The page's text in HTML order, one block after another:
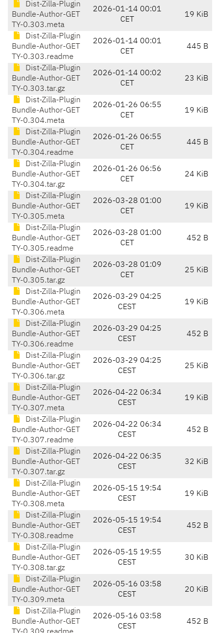
Dist-Zilla-Plugin
Bundle-Author-GET
TY-0.303.meta
2026-01-14 00:01
CET
19 KiB
Dist-Zilla-Plugin
Bundle-Author-GET
TY-0.303.readme
2026-01-14 00:01
CET
445 B
Dist-Zilla-Plugin
Bundle-Author-GET
TY-0.303.tar.gz
2026-01-14 00:02
CET
23 KiB
Dist-Zilla-Plugin
Bundle-Author-GET
TY-0.304.meta
2026-01-26 06:55
CET
19 KiB
Dist-Zilla-Plugin
Bundle-Author-GET
TY-0.304.readme
2026-01-26 06:55
CET
445 B
Dist-Zilla-Plugin
Bundle-Author-GET
TY-0.304.tar.gz
2026-01-26 06:56
CET
24 KiB
Dist-Zilla-Plugin
Bundle-Author-GET
TY-0.305.meta
2026-03-28 01:00
CET
19 KiB
Dist-Zilla-Plugin
Bundle-Author-GET
TY-0.305.readme
2026-03-28 01:00
CET
452 B
Dist-Zilla-Plugin
Bundle-Author-GET
TY-0.305.tar.gz
2026-03-28 01:09
CET
25 KiB
Dist-Zilla-Plugin
Bundle-Author-GET
TY-0.306.meta
2026-03-29 04:25
CEST
19 KiB
Dist-Zilla-Plugin
Bundle-Author-GET
TY-0.306.readme
2026-03-29 04:25
CEST
452 B
Dist-Zilla-Plugin
Bundle-Author-GET
TY-0.306.tar.gz
2026-03-29 04:25
CEST
25 KiB
Dist-Zilla-Plugin
Bundle-Author-GET
TY-0.307.meta
2026-04-22 06:34
CEST
19 KiB
Dist-Zilla-Plugin
Bundle-Author-GET
TY-0.307.readme
2026-04-22 06:34
CEST
452 B
Dist-Zilla-Plugin
Bundle-Author-GET
TY-0.307.tar.gz
2026-04-22 06:35
CEST
32 KiB
Dist-Zilla-Plugin
Bundle-Author-GET
TY-0.308.meta
2026-05-15 19:54
CEST
19 KiB
Dist-Zilla-Plugin
Bundle-Author-GET
TY-0.308.readme
2026-05-15 19:54
CEST
452 B
Dist-Zilla-Plugin
Bundle-Author-GET
TY-0.308.tar.gz
2026-05-15 19:55
CEST
30 KiB
Dist-Zilla-Plugin
Bundle-Author-GET
TY-0.309.meta
2026-05-16 03:58
CEST
20 KiB
Dist-Zilla-Plugin
Bundle-Author-GET
2026-05-16 03:58
CEST
452 B